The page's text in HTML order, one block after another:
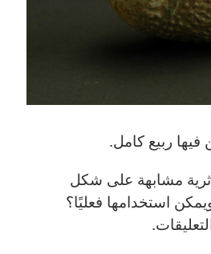
ربيع كامل.
مشابهة على شكل
استخدامها فعليًا؟